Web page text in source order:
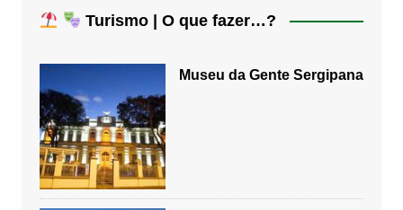
Turismo | O que fazer…?
Museu da Gente Sergipana